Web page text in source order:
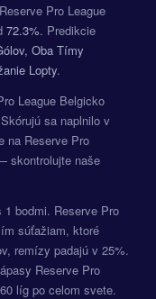
Pro League
72.3%. Predikcie
Oba Tímy
Lopty.
League Belgicko
sa naplnilo v
na Reserve Pro
skontrolujte naše
bodmi. Reserve Pro
súťažiam, ktoré
remízy padajú v 25%.
Reserve Pro
líg po celom svete.